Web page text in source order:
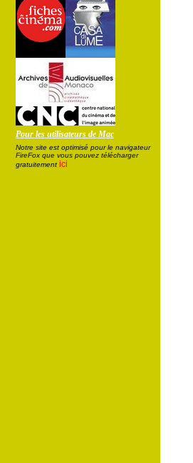
Pour les utilisateurs de Mac
Notre site est optimisé pour le navigateur
FireFox que vous pouvez télécharger
gratuitement ici